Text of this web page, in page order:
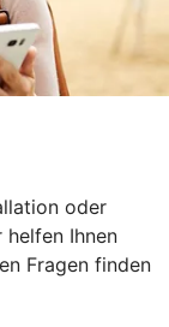
oder
helfen Ihnen
Fragen finden